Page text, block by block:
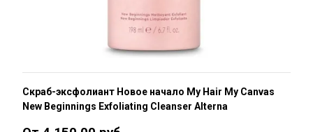
Скраб-эксфолиант Новое начало My Hair My Canvas
New Beginnings Exfoliating Cleanser Alterna